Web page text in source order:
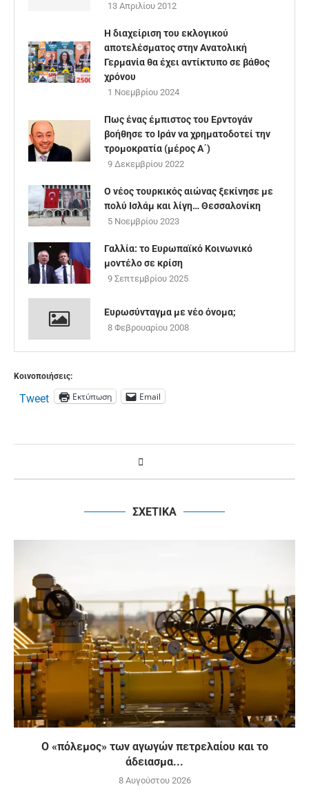
13 Απριλίου 2012
Η διαχείριση του εκλογικού
αποτελέσματος στην Ανατολική
Γερμανία θα έχει αντίκτυπο σε βάθος
χρόνου
1 Νοεμβρίου 2024
Πως ένας έμπιστος του Ερντογάν
βοήθησε το Ιράν να χρηματοδοτεί την
τρομοκρατία (μέρος Α΄)
9 Δεκεμβρίου 2022
Ο νέος τουρκικός αιώνας ξεκίνησε με
πολύ Ισλάμ και λίγη… Θεσσαλονίκη
5 Νοεμβρίου 2023
Γαλλία: το Ευρωπαϊκό Κοινωνικό
μοντέλο σε κρίση
9 Σεπτεμβρίου 2025
Ευρωσύνταγμα με νέο όνομα;
8 Φεβρουαρίου 2008
Κοινοποιήσεις:
Tweet Εκτύπωση Email
ΣΧΕΤΙΚΑ
Ο «πόλεμος» των αγωγών πετρελαίου και το
άδειασμα...
8 Αυγούστου 2026